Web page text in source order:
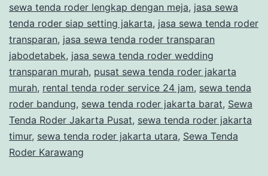
DI
JAKARTA
sewa tenda roder lengkap dengan meja, jasa sewa
tenda roder siap setting jakarta, jasa sewa tenda roder
transparan, jasa sewa tenda roder transparan
jabodetabek, jasa sewa tenda roder wedding
transparan murah, pusat sewa tenda roder jakarta
murah, rental tenda roder service 24 jam, sewa tenda
roder bandung, sewa tenda roder jakarta barat, Sewa
Tenda Roder Jakarta Pusat, sewa tenda roder jakarta
timur, sewa tenda roder jakarta utara, Sewa Tenda
Roder Karawang